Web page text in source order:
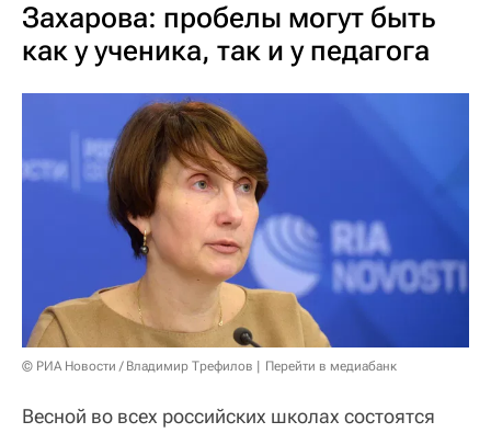
Захарова: пробелы могут быть
как у ученика, так и у педагога
© РИА Новости / Владимир Трефилов Перейти в медиабанк
Весной во всех российских школах состоятся